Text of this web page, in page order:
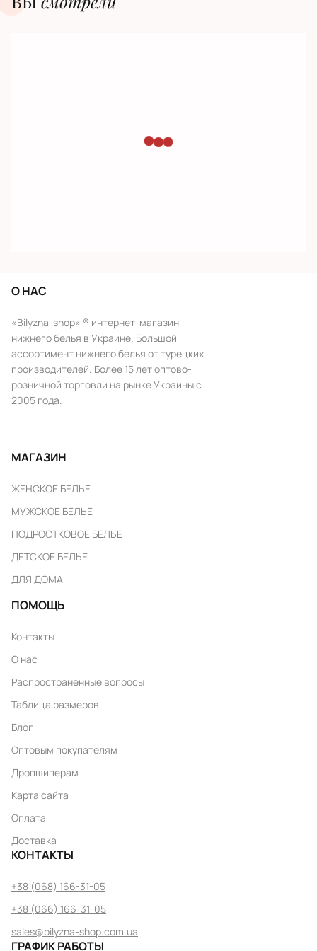
О НАС
«Bilyzna-shop» ® интернет-магазин
нижнего белья в Украине. Большой
ассортимент нижнего белья от турецких
производителей. Более 15 лет оптово-
розничной торговли на рынке Украины с
2005 года.
МАГАЗИН
ЖЕНСКОЕ БЕЛЬЕ
МУЖСКОЕ БЕЛЬЕ
ПОДРОСТКОВОЕ БЕЛЬЕ
ДЕТСКОЕ БЕЛЬЕ
ДЛЯ ДОМА
ПОМОЩЬ
Контакты
О нас
Распространенные вопросы
Таблица размеров
Блог
Оптовым покупателям
Дропшиперам
Карта сайта
Оплата
Доставка
КОНТАКТЫ
+38 (068) 166-31-05
+38 (066) 166-31-05
sales@bilyzna-shop.com.ua
ГРАФИК РАБОТЫ